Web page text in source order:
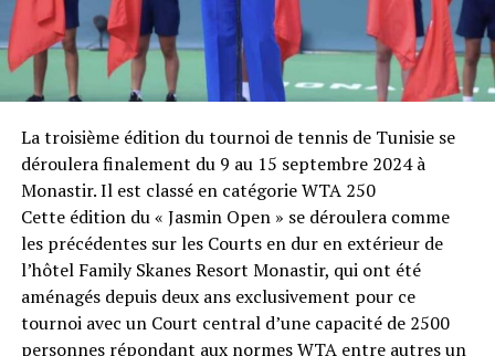
La troisième édition du tournoi de tennis de Tunisie se
déroulera finalement du 9 au 15 septembre 2024 à
Monastir. Il est classé en catégorie WTA 250
Cette édition du « Jasmin Open » se déroulera comme
les précédentes sur les Courts en dur en extérieur de
l’hôtel Family Skanes Resort Monastir, qui ont été
aménagés depuis deux ans exclusivement pour ce
tournoi avec un Court central d’une capacité de 2500
personnes répondant aux normes WTA entre autres un